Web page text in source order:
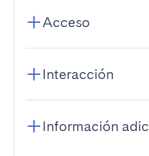
Acceso
Interacción
Información